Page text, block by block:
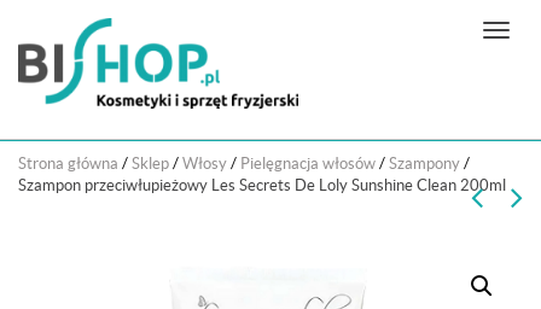
N
g
c
Strona główna / Sklep / Włosy / Pielęgnacja włosów / Szampony /
Szampon przeciwłupieżowy Les Secrets De Loly Sunshine Clean 200ml